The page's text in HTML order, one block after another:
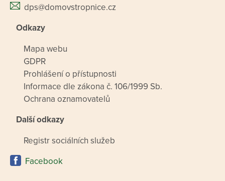
dps@domovstropnice.cz
Odkazy
Mapa webu
GDPR
Prohlášení o přístupnosti
Informace dle zákona č. 106/1999 Sb.
Ochrana oznamovatelů
Další odkazy
Registr sociálních služeb
Facebook